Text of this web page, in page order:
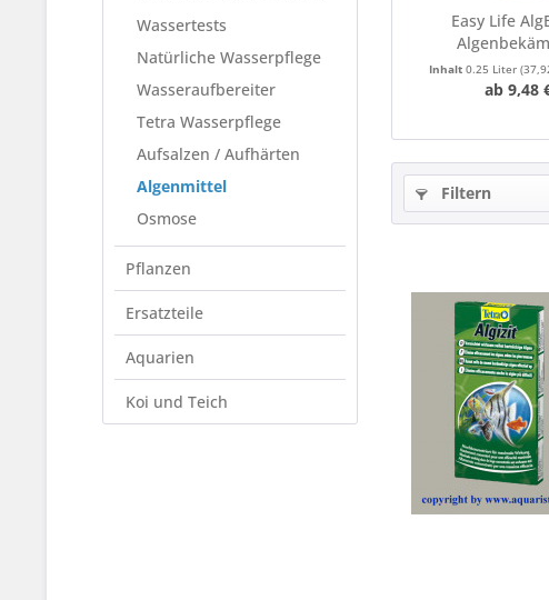
Wassertests
Natürliche Wasserpflege
Wasseraufbereiter
Tetra Wasserpflege
Aufsalzen / Aufhärten
Algenmittel
Osmose
Pflanzen
Ersatzteile
Aquarien
Koi und Teich
Easy Life
Inhalt 0.25 Liter
ab 9,48
Filtern